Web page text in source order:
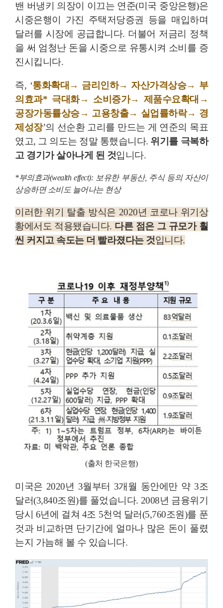
밴 버냉키 의장이 이끄는 연준(미국 중앙은행)은
시중은행이 가진 주택저당증권 등을 매입하며
달러를 시장에 공급합니다. 더불어 저금리 정책
을 써 엄청난 돈을 시중으로 유통시켜 소비를 증
진시킵니다.
즉, ‘통화확대→ 금리인하→ 자산가격상승→ 부
의효과* 극대화→ 소비증가→ 제품수요확대→
공장가동률상승→ 고용창출→ 실업률하락→ 경
제성장’의 선순환 고리를 만드는 게 연준의 목표
였고, 그 의도는 정말 통했습니다. 위기를 극복하
고 경기가 살아나게 된 것입니다.
*부의효과(wealth effect): 보유한 부동산, 주식 등의 자산이
상승하면 소비도 늘어나는 현상
이러한 위기 탈출 방식은 2020년 코로나 위기상
황에서도 적용됐습니다. 다른 점은 그 규모가 훨
씬 커지고 속도는 더 빨라졌다는 것입니다.
(출처 한국은행)
미국은 2020년 3월부터 3개월 동안에만 약 3조
달러(3,840조원)를 풀었습니다. 2008년 금융위기
당시 6년에 걸쳐 4조 5천억 달러(5,760조원)를 푼
것과 비교하면 단기간에 얼마나 많은 돈이 풀렸
는지 가늠해 볼 수 있습니다.